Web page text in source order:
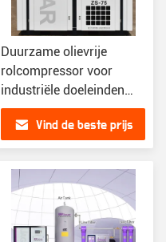
Duurzame olievrije
rolcompressor voor
industriële doeleinden
7,5-8,2 m3/min
Luchtcapaciteit
Vind de beste prijs